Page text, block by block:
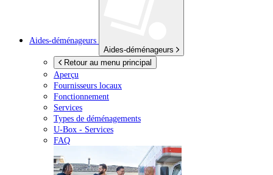
Aides-déménageurs
Aides-déménageurs
Retour au menu principal
Aperçu
Fournisseurs locaux
Fonctionnement
Services
Types de déménagements
U-Box - Services
FAQ